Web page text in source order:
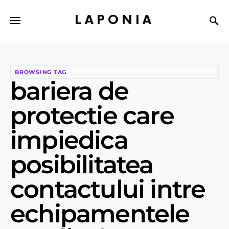
LAPONIA
BROWSING TAG
bariera de
protectie care
impiedica
posibilitatea
contactului intre
echipamentele